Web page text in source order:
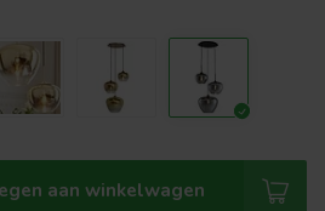
aan winkelwagen